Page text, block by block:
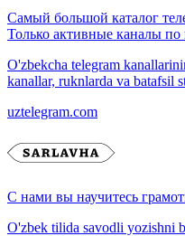
Самый большой каталог
Только активные каналы по
O'zbekcha telegram
kanallar, ruknlarda va batafsil
uztelegram.com
С нами вы научитесь
O'zbek tilida savodli yozishni